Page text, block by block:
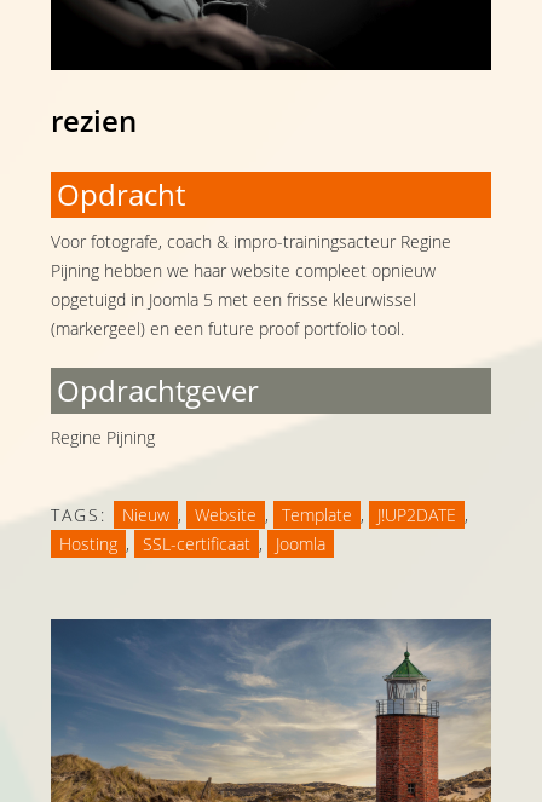
rezien
Opdracht
Voor fotografe, coach & impro-trainingsacteur Regine
Pijning hebben we haar website compleet opnieuw
opgetuigd in Joomla 5 met een frisse kleurwissel
(markergeel) en een future proof portfolio tool.
Opdrachtgever
Regine Pijning
TAGS: Nieuw , Website , Template , J!UP2DATE ,
Hosting , SSL-certificaat , Joomla